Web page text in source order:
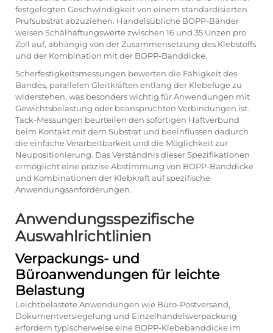
festgelegten Geschwindigkeit von einem standardisierten
Prüfsubstrat abzuziehen. Handelsübliche BOPP-Bänder
weisen Schälhaftungswerte zwischen 16 und 35 Unzen pro
Zoll auf, abhängig von der Zusammensetzung des Klebstoffs
und der Kombination mit der BOPP-Banddicke.
Scherfestigkeitsmessungen bewerten die Fähigkeit des
Bandes, parallelen Gleitkräften entlang der Klebefuge zu
widerstehen, was besonders wichtig für Anwendungen mit
Gewichtsbelastung oder beanspruchten Verbindungen ist.
Tack-Messungen beurteilen den sofortigen Haftverbund
beim Kontakt mit dem Substrat und beeinflussen dadurch
die einfache Verarbeitbarkeit und die Möglichkeit zur
Neupositionierung. Das Verständnis dieser Spezifikationen
ermöglicht eine präzise Abstimmung von BOPP-Banddicke
und Kombinationen der Klebkraft auf spezifische
Anwendungsanforderungen.
Anwendungsspezifische
Auswahlrichtlinien
Verpackungs- und
Büroanwendungen für leichte
Belastung
Leichtbelastete Anwendungen wie Büro-Postversand,
Dokumentversiegelung und Einzelhandelsverpackung
erfordern typischerweise eine BOPP-Klebebanddicke im